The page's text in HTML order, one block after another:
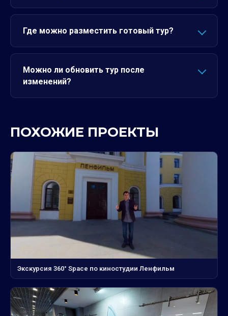
Где можно разместить готовый тур?
Можно ли обновить тур после
изменений?
ПОХОЖИЕ ПРОЕКТЫ
Экскурсия 360° Space по киностудии Ленфильм